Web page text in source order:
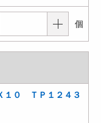
個
１０ ＴＰ１２４３